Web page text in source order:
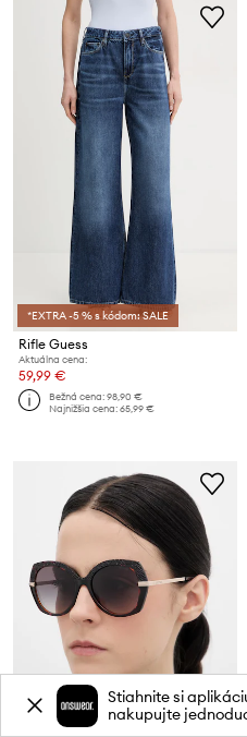
*EXTRA -5 % s kódom: SALE
Rifle Guess
Aktuálna cena:
59,99 €
Bežná cena:98,90 €
Najnižšia cena:65,99 €
Stiahnite si
nakupujte